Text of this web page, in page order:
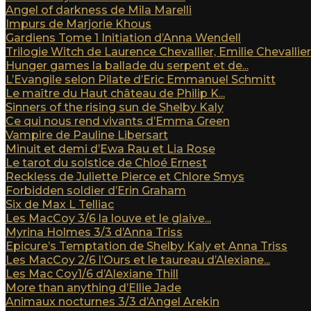
Angel of darkness de Mila Marelli
Impurs de Marjorie Khous
Gardiens Tome 1 Initiation d’Anna Wendell
Trilogie Witch de Laurence Chevallier, Emilie Chevallier
Hunger games la ballade du serpent et de...
L’Evangile selon Pilate d’Eric Emmanuel Schmitt
Le maître du Haut château de Philip K...
Sinners of the rising sun de Shelby Kaly
Ce qui nous rend vivants d’Emma Green
Vampire de Pauline Libersart
Minuit et demi d’Ewa Rau et Lia Rose
Le tarot du solstice de Chloé Ernest
Reckless de Juliette Pierce et Chlore Smys
Forbidden soldier d’Erin Graham
Six de Max L Telliac
Les MacCoy 3/6 la louve et le glaive...
Myrina Holmes 3/3 d’Anna Triss
Epicure’s Temptation de Shelby Kaly et Anna Triss
Les MacCoy 2/6 l’Ours et le taureau d’Alexiane...
Les Mac Coy1/6 d’Alexiane Thill
More than anything d’Ellie Jade
Animaux nocturnes 3/3 d’Angel Arekin